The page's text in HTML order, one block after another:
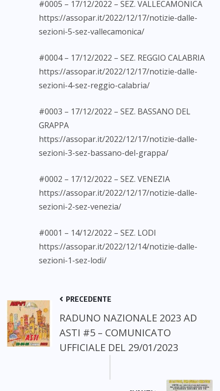
#0005 – 17/12/2022 – SEZ. VALLECAMONICA
https://assopar.it/2022/12/17/notizie-dalle-
sezioni-5-sez-vallecamonica/
#0004 – 17/12/2022 – SEZ. REGGIO CALABRIA
https://assopar.it/2022/12/17/notizie-dalle-
sezioni-4-sez-reggio-calabria/
#0003 – 17/12/2022 – SEZ. BASSANO DEL
GRAPPA
https://assopar.it/2022/12/17/notizie-dalle-
sezioni-3-sez-bassano-del-grappa/
#0002 – 17/12/2022 – SEZ. VENEZIA
https://assopar.it/2022/12/17/notizie-dalle-
sezioni-2-sez-venezia/
#0001 – 14/12/2022 – SEZ. LODI
https://assopar.it/2022/12/14/notizie-dalle-
sezioni-1-sez-lodi/
PRECEDENTE
RADUNO NAZIONALE 2023 AD
ASTI #5 – COMUNICATO
UFFICIALE DEL 29/01/2023